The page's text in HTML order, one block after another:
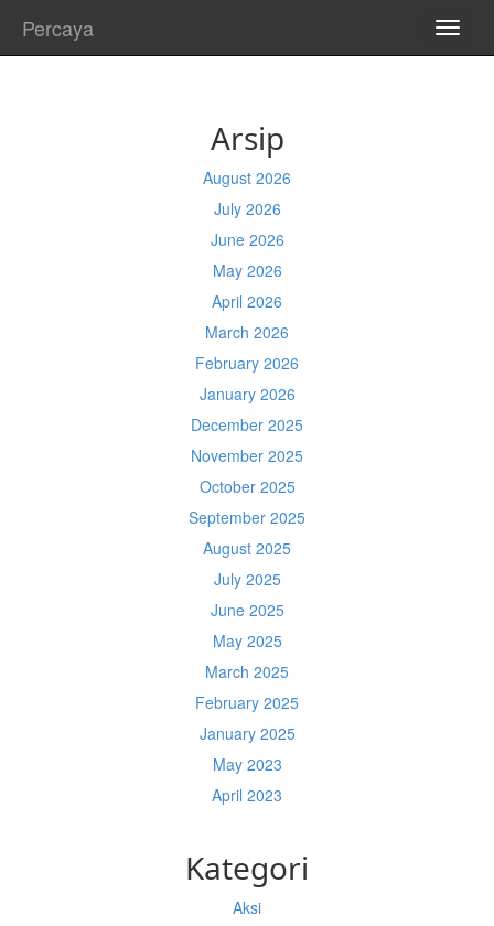
Percaya
Arsip
August 2026
July 2026
June 2026
May 2026
April 2026
March 2026
February 2026
January 2026
December 2025
November 2025
October 2025
September 2025
August 2025
July 2025
June 2025
May 2025
March 2025
February 2025
January 2025
May 2023
April 2023
Kategori
Aksi